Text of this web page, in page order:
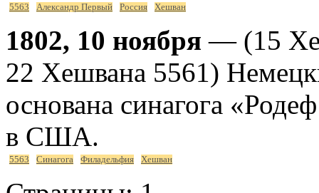
5563 Александр Первый Россия Хешван
1802, 10 ноября — (15
22 Хешвана 5561)
основана синагога
в США.
5563 Синагога Филадельфия Хешван